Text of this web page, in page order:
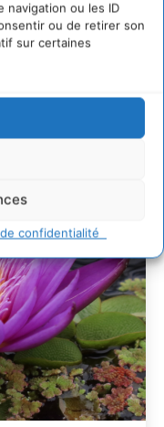
navigation ou les ID
ou de retirer son
sur certaines
confidentialité
transforme
et durables,